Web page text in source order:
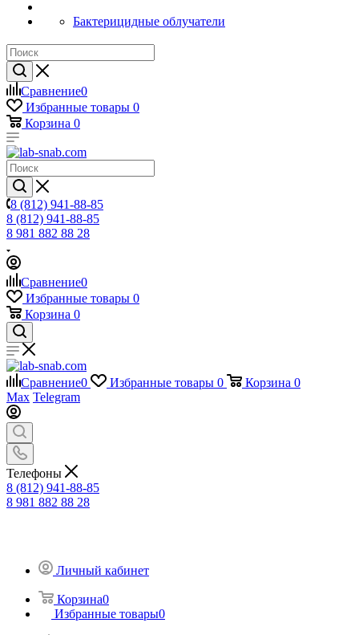
Бактерицидные облучатели
Сравнение0
Избранные товары 0
Корзина 0
8 (812) 941-88-85
8 (812) 941-88-85
8 981 882 88 28
Сравнение0
Избранные товары 0
Корзина 0
Сравнение0 Избранные товары 0 Корзина 0
Max Telegram
Телефоны
8 (812) 941-88-85
8 981 882 88 28
Личный кабинет
Корзина0
Избранные товары0